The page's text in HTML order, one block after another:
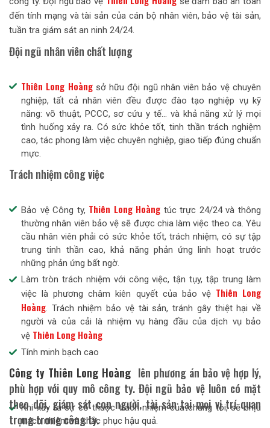
đến tính mạng và tài sản của cán bộ nhân viên, bảo vệ tài sản,
tuần tra giám sát an ninh 24/24.
Đội ngũ nhân viên chất lượng
Thiên Long Hoàngsở hữu đội ngũ nhân viên bảo vệ chuyên
nghiệp, tất cả nhân viên đều được đào tạo nghiệp vụ kỹ
năng: võ thuật, PCCC, sơ cứu y tế… và khả năng xử lý mọi
tình huống xảy ra. Có sức khỏe tốt, tinh thần trách nghiệm
cao, tác phong làm việc chuyên nghiệp, giao tiếp đúng chuẩn
mực.
Trách nhiệm công việc
Bảo vệ Công ty, Thiên Long Hoàng túc trực 24/24 và thông
thường nhân viên bảo vệ sẽ được chia làm việc theo ca. Yêu
cầu nhân viên phải có sức khỏe tốt, trách nhiệm, có sự tập
trung tinh thần cao, khả năng phản ứng linh hoạt trước
những phản ứng bất ngờ.
Làm tròn trách nhiệm với công việc, tận tụy, tập trung làm
việc là phương châm kiên quyết của bảo vệ Thiên Long
Hoàng. Trách nhiệm bảo vệ tài sản, tránh gây thiệt hại về
người và của cải là nhiệm vụ hàng đầu của dịch vụ bảo
vệ Thiên Long Hoàng
Tính minh bạch cao
Công ty Thiên Long Hoàng lên phương án bảo vệ hợp lý,
phù hợp với quy mô công ty. Đội ngũ bảo vệ luôn có mặt
theo dõi, giám sát con người, tài sản tại mọi vị trí quan
trọng trong công ty.
Khi xảy ra sự cố thuộc trách nhiệm của chúng tôi, sẽ chịu
trách nhiệm và khắc phục hậu quả.